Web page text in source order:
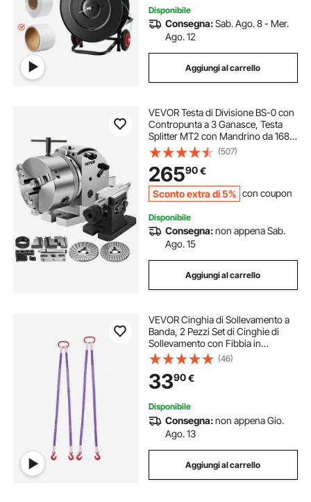
Disponibile
Consegna:Sab. Ago. 8 - Mer.
Ago. 12
Aggiungi al carrello
VEVOR Testa di Divisione BS-0 con
Contropunta a 3 Ganasce, Testa
Splitter MT2 con Mandrino da 168
mm, Testa Splitter da 23 kg, Altezza
del Centro di Indicizzazione 100
mm con Piastre
(507)
26590€
Sconto extra di 5% con coupon
Disponibile
Consegna:non appena Sab.
Ago. 15
Aggiungi al carrello
VEVOR Cinghia di Sollevamento a
Banda, 2 Pezzi Set di Cinghie di
Sollevamento con Fibbia in
Poliestere a Due Gambe con Ganci,
Capacità di 2 T 150 cm, Cinghie di
Fettuccia per Motori, Gru
(46)
3390€
Disponibile
Consegna:non appena Gio.
Ago. 13
Aggiungi al carrello